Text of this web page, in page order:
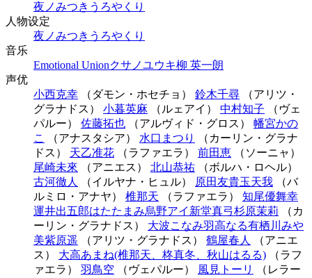
夜ノみつき うろやくり
人物设定
夜ノみつき うろやくり
音乐
Emotional Unionクサノユウキ柳 英一朗
声优
小西克幸 （ダモン・ホセチョ） 鈴木千尋 （アリツ・
グラナドス） 小暮英麻 （ルェアイ） 中村知子 （ヴェ
パルー） 佐藤拓也 （アルヴィド・グロス） 幡宮かの
こ
（アナスタシア） 水口まつり
（カーリン・グラナ
ドス） 天乙准花 （ラファエラ） 前田恵 （ソーニャ）
尾崎未來 （アニエス） 北山恭祐 （ボルハ・ロヘル）
古河徹人
（イルヤナ・ヒュル） 原田友貴玉天我 （バ
ルミロ・アナヤ） 椎那天 （ラファエラ） 知尾優舞幸
運井出五郎はたたまみ烏野アイ 新堂真弓杉原茉莉 （カ
ーリン・グラナドス） 大波こなみ羽高なる有栖川みや
美紫原遥 （アリツ・グラナドス） 鶴屋春人
（アニエ
ス） 大高あまね(椎那天、柊真冬、秋山はるる) （ラフ
ァエラ） 羽鳥空 （ヴェパルー） 風見トーリ
（レラー